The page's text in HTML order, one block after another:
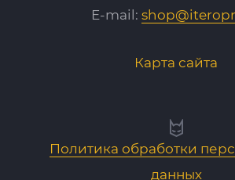
E-mail:
Карта сайта
Политика обработки
данных